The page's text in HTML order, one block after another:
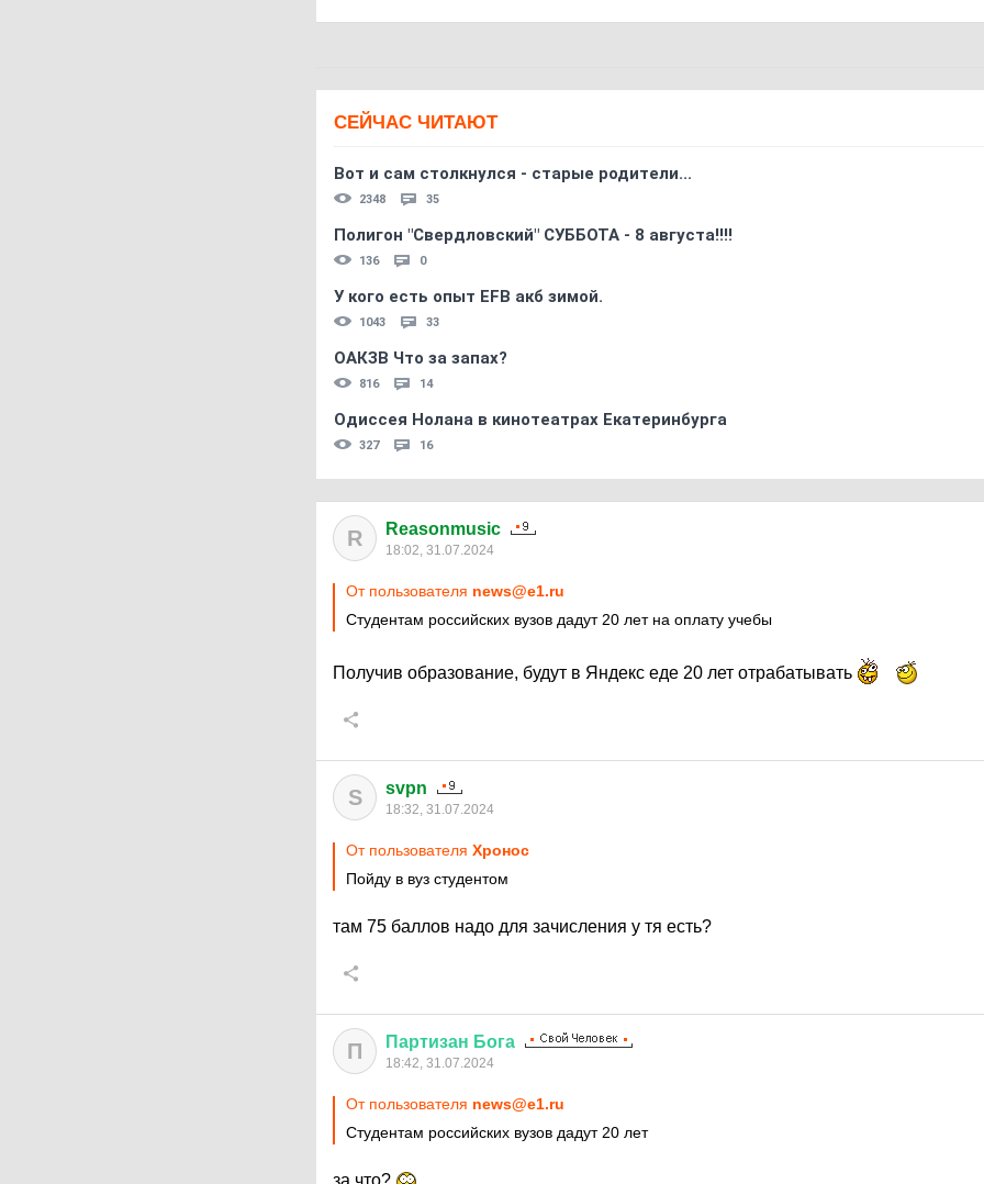
СЕЙЧАС ЧИТАЮТ
Вот и сам столкнулся - старые родители...
2348 35
Полигон "Свердловский" СУББОТА - 8 августа!!!!
136 0
У кого есть опыт EFB акб зимой.
1043 33
ОАКЗВ Что за запах?
816 14
Одиссея Нолана в кинотеатрах Екатеринбурга
327 16
R Reasonmusic
18:02, 31.07.2024
От пользователя news@e1.ru
Студентам российских вузов дадут 20 лет на оплату учебы
Получив образование, будут в Яндекс еде 20 лет отрабатывать
S svpn
18:32, 31.07.2024
От пользователя Хронос
Пойду в вуз студентом
там 75 баллов надо для зачисления у тя есть?
П Партизан Бога
18:42, 31.07.2024
От пользователя news@e1.ru
Студентам российских вузов дадут 20 лет
за что?